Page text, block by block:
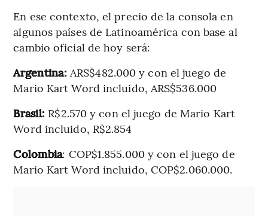
En ese contexto, el precio de la consola en
algunos países de Latinoamérica con base al
cambio oficial de hoy será:
Argentina:ARS$482.000 y con el juego de
Mario Kart Word incluido, ARS$536.000
Brasil: R$2.570 y con el juego de Mario Kart
Word incluido, R$2.854
Colombia: COP$1.855.000 y con el juego de
Mario Kart Word incluido, COP$2.060.000.